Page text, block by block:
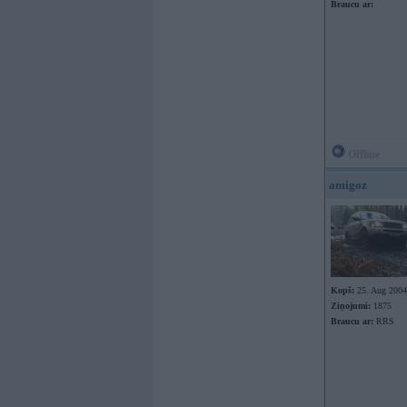
Braucu ar:
amigoz
Kopš: 25. Aug 2004
Ziņojumi: 1875
Braucu ar: RRS